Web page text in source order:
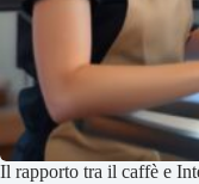
Il rapporto tra il caffè e